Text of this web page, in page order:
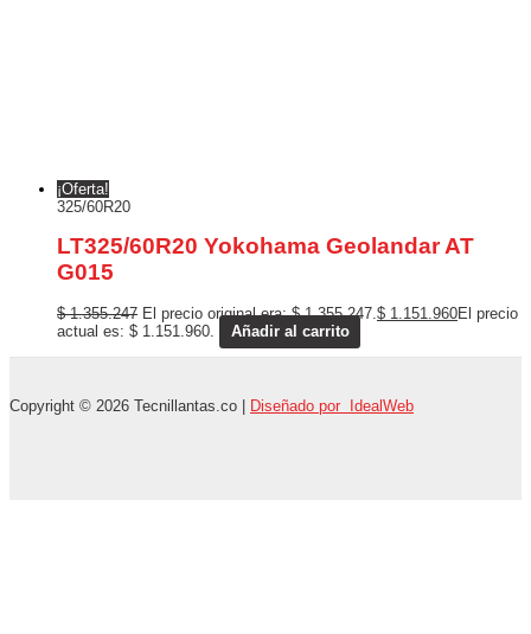
¡Oferta!
325/60R20
LT325/60R20 Yokohama Geolandar AT
G015
$1.355.247 El precio original era: $ 1.355.247.$ 1.151.960El precio
actual es: $ 1.151.960.
Añadir al carrito
Copyright © 2026 Tecnillantas.co | Diseñado por IdealWeb